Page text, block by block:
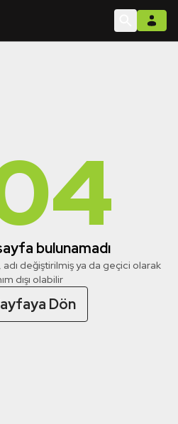
bulunamadı
adı değiştirilmiş ya da geçici olarak
dışı olabilir
Dön